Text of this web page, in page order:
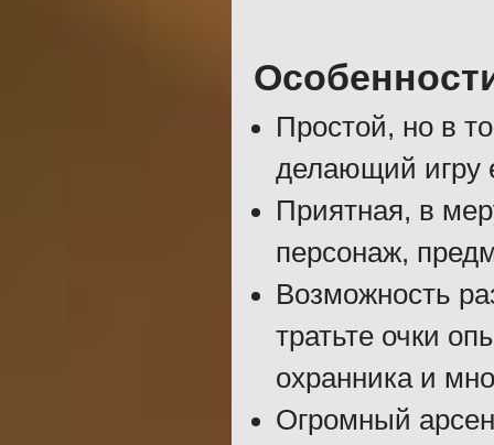
Простой, но в
делающий игру
Приятная, в
персонаж,
Возможность
тратьте очки
охранника и
Огромный